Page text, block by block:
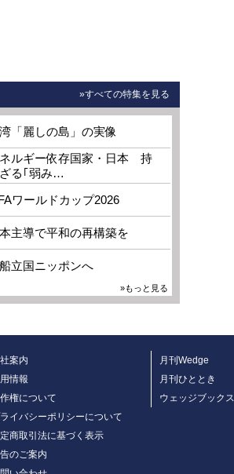
»すべての特集を見る
「麗しの島」の実像
ルギー依存国家・日本 持
る｢弱み…
ワールドカップ2026
主導で平和の再構築を
立国ニッポンへ
»もっと見る
案内
情報
権について
イバシーポリシーについて
商取引法に基づく表示
のご案内
月刊Wedge
月刊ひととき
ウェッジブックス